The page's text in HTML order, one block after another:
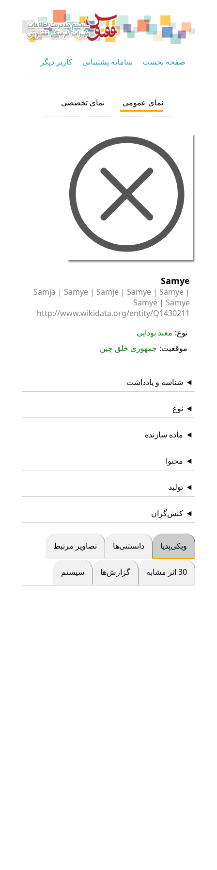
صفحه نخست سامانه پشتیبانی کاربر دیگر
نمای عمومی نمای تخصصی
Samye
Samjä | Samye | Samje | Samye | Samye |
Samyé | Samye
http://www.wikidata.org/entity/Q1430211
نوع معبد بودایی
موقعیت جمهوری خلق چین
شناسه و یادداشت
نوع
ماده سازنده
محتوا
تولید
کنش‌گران
ویکی‌پدیا دانستنی‌ها تصاویر مرتبط
30 اثر مشابه گزارش‌ها سیستم